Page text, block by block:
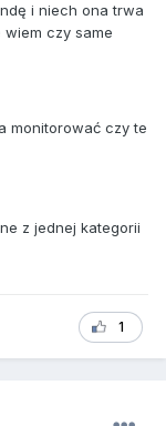
i niech ona trwa
czy same
monitorować czy te
z jednej kategorii
1